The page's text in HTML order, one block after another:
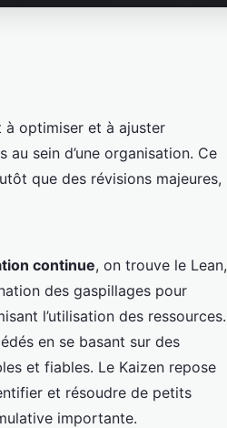
à optimiser et à ajuster
sein d’une organisation. Ce
que des révisions majeures,
continue, on trouve le Lean,
des gaspillages pour
l’utilisation des ressources.
en se basant sur des
et fiables. Le Kaizen repose
et résoudre de petits
importante.